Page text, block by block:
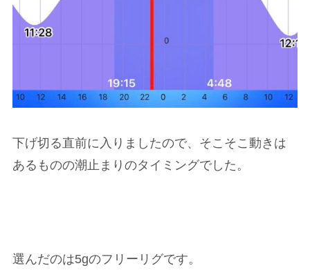
下げ切る直前に入りましたので、そこそこ動きは
あるものの潮止まりのタイミングでした。
選んだのは5gのフリーリグです。